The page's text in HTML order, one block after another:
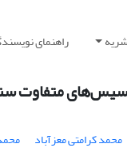
راهنمای
متفاوت
محمد کرامتی معزآباد